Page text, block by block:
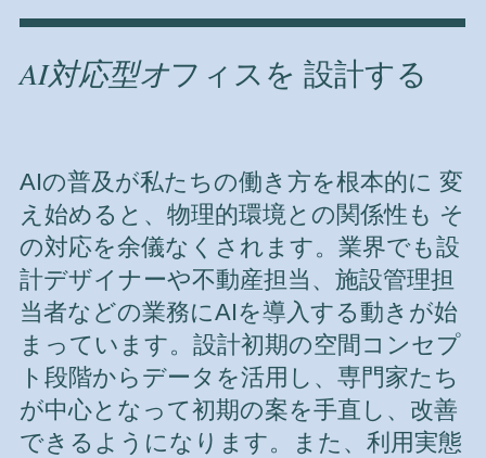
AIの普及が私たちの働き方を根本的に 変
え始めると、物理的環境との関係性も そ
の対応を余儀なくされます。業界でも設
計デザイナーや不動産担当、施設管理担
当者などの業務にAIを導入する動きが始
まっています。設計初期の空間コンセプ
ト段階からデータを活用し、専門家たち
が中心となって初期の案を手直し、改善
できるようになります。また、利用実態
AI対応型オフィスを 設計する